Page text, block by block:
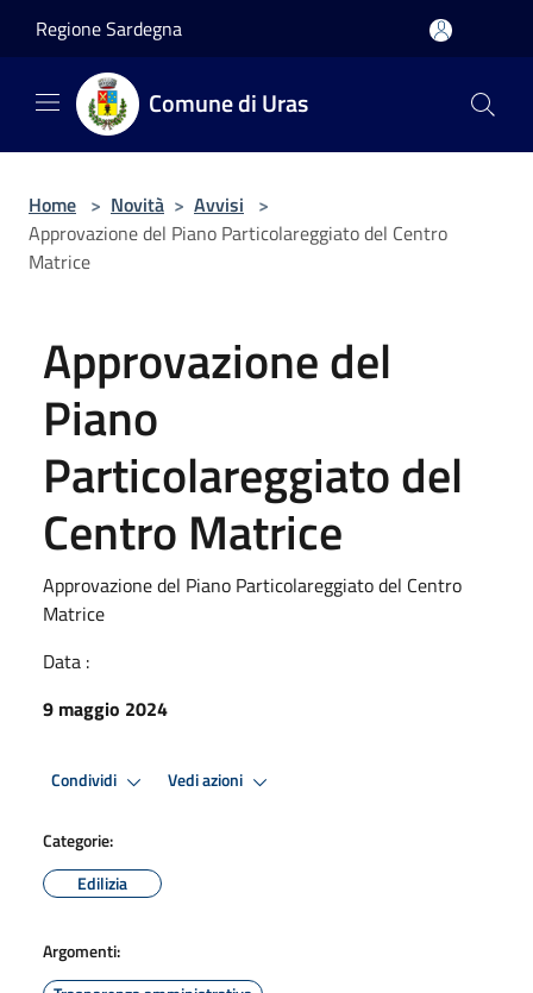
Regione Sardegna
Comune di Uras
Home > Novità > Avvisi >
Approvazione del Piano Particolareggiato del Centro
Matrice
Approvazione del
Piano
Particolareggiato del
Centro Matrice
Approvazione del Piano Particolareggiato del Centro
Matrice
Data :
9 maggio 2024
Condividi Vedi azioni
Categorie:
Edilizia
Argomenti: